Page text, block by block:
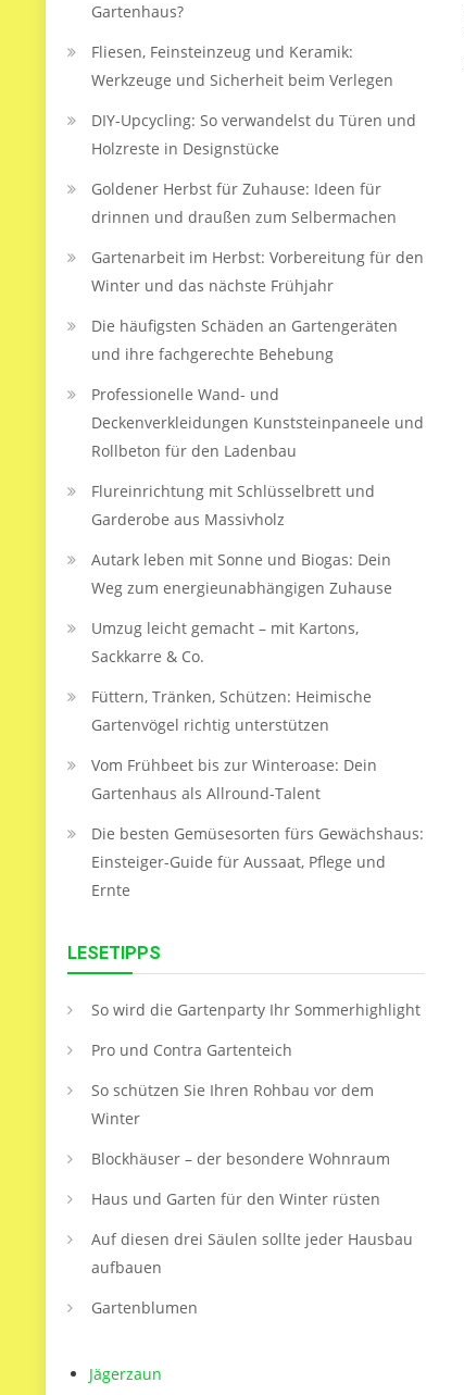
Gartenhaus?
Fliesen, Feinsteinzeug und Keramik:
Werkzeuge und Sicherheit beim Verlegen
DIY-Upcycling: So verwandelst du Türen und
Holzreste in Designstücke
Goldener Herbst für Zuhause: Ideen für
drinnen und draußen zum Selbermachen
Gartenarbeit im Herbst: Vorbereitung für den
Winter und das nächste Frühjahr
Die häufigsten Schäden an Gartengeräten
und ihre fachgerechte Behebung
Professionelle Wand- und
Deckenverkleidungen Kunststeinpaneele und
Rollbeton für den Ladenbau
Flureinrichtung mit Schlüsselbrett und
Garderobe aus Massivholz
Autark leben mit Sonne und Biogas: Dein
Weg zum energieunabhängigen Zuhause
Umzug leicht gemacht – mit Kartons,
Sackkarre & Co.
Füttern, Tränken, Schützen: Heimische
Gartenvögel richtig unterstützen
Vom Frühbeet bis zur Winteroase: Dein
Gartenhaus als Allround-Talent
Die besten Gemüsesorten fürs Gewächshaus:
Einsteiger-Guide für Aussaat, Pflege und
Ernte
LESETIPPS
So wird die Gartenparty Ihr Sommerhighlight
Pro und Contra Gartenteich
So schützen Sie Ihren Rohbau vor dem
Winter
Blockhäuser – der besondere Wohnraum
Haus und Garten für den Winter rüsten
Auf diesen drei Säulen sollte jeder Hausbau
aufbauen
Gartenblumen
Jägerzaun